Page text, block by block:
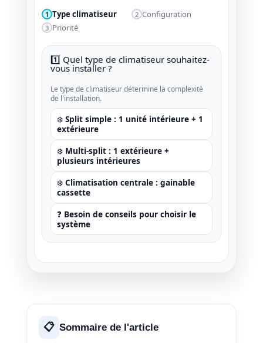
1 Type climatiseur 2 Configuration
3 Priorité
1️⃣ Quel type de climatiseur souhaitez-
vous installer ?
Le type de climatiseur détermine la complexité
de l'installation.
❄️ Split simple : 1 unité intérieure + 1
extérieure
❄️ Multi-split : 1 extérieure +
plusieurs intérieures
❄️ Climatisation centrale : gainable
cassette
❓ Besoin de conseils pour choisir le
système
Sommaire de l'article